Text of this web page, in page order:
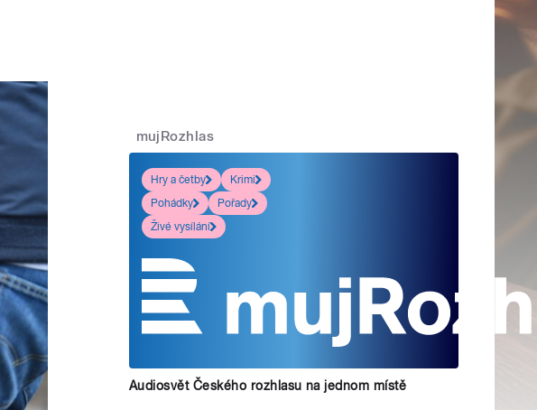
mujRozhlas
Hry a četby
Krimi
Pohádky
Pořady
Živé vysílání
Audiosvět Českého rozhlasu na jednom místě